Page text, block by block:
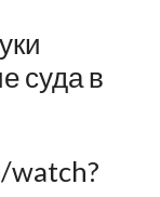
суда в
watch?